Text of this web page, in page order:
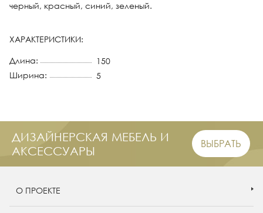
черный, красный, синий, зеленый.
ХАРАКТЕРИСТИКИ:
Длина:
150
Ширина:
5
ДИЗАЙНЕРСКАЯ МЕБЕЛЬ И
АКСЕССУАРЫ
ВЫБРАТЬ
О ПРОЕКТЕ